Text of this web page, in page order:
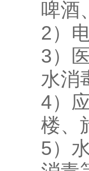
啤酒
2）
3）
水消
4）
楼、
5）